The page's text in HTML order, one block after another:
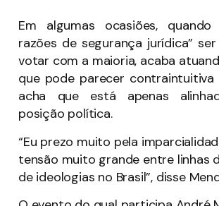
Em algumas ocasiões,
razões de segurança jurídica”
votar com a maioria, acaba
que pode parecer contraintuitiva
acha que está apenas
posição política.
“Eu prezo muito pela
tensão muito grande entre linhas
de ideologias no Brasil”, disse